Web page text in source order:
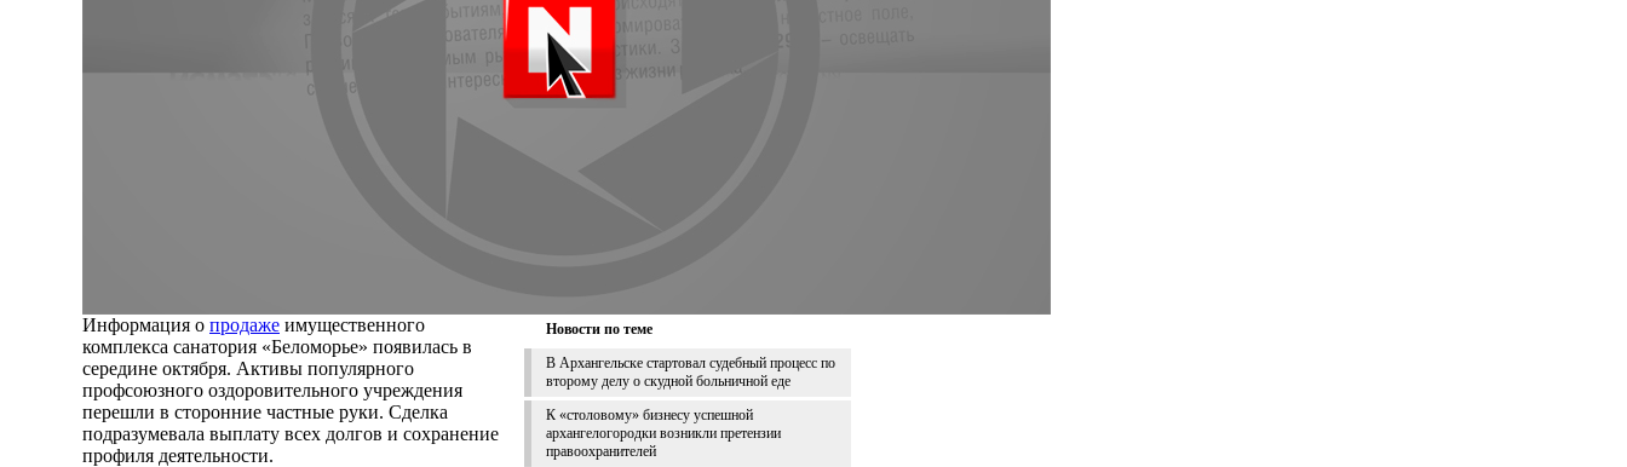
Новости по теме
В Архангельске стартовал судебный процесс по
второму делу о скудной больничной еде
К «столовому» бизнесу успешной
архангелогородки возникли претензии
правоохранителей
Информация о продаже имущественного
комплекса санатория «Беломорье» появилась в
середине октября. Активы популярного
профсоюзного оздоровительного учреждения
перешли в сторонние частные руки. Сделка
подразумевала выплату всех долгов и сохранение
профиля деятельности.